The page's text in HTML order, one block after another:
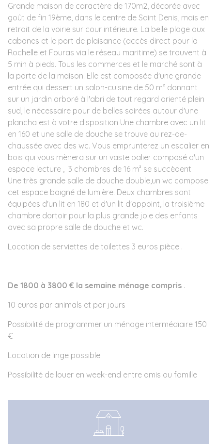
Grande maison de caractère de 170m2, décorée avec
goût de fin 19ème, dans le centre de Saint Denis, mais en
retrait de la voirie sur cour intérieure. La belle plage aux
cabanes et le port de plaisance (accès direct pour la
Rochelle et Fouras via le réseau maritime) se trouvent à
5 min à pieds. Tous les commerces et le marché sont à
la porte de la maison. Elle est composée d'une grande
entrée qui dessert un salon-cuisine de 50 m² donnant
sur un jardin arboré à l'abri de tout regard orienté plein
sud, le nécessaire pour de belles soirées autour d'une
plancha est à votre disposition Une chambre avec un lit
en 160 et une salle de douche se trouve au rez-de-
chaussée avec des wc. Vous emprunterez un escalier en
bois qui vous mènera sur un vaste palier composé d'un
espace lecture , 3 chambres de 16 m² se succèdent .
Une très grande salle de douche double,un wc compose
cet espace baigné de lumière. Deux chambres sont
équipées d'un lit en 180 et d'un lit d'appoint, la troisième
chambre dortoir pour la plus grande joie des enfants
avec sa propre salle de douche et wc.
Location de serviettes de toilettes 3 euros pièce .
De 1800 à 3800 € la semaine ménage compris .
10 euros par animals et par jours
Possibilité de programmer un ménage intermédiaire 150
€
Location de linge possible
Possibilité de louer en week-end entre amis ou famille